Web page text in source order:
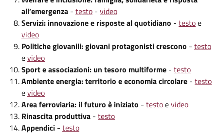
all’emergenza - testo - video
Servizi: innovazione e risposte al quotidiano - testoe
video
Politiche giovanili: giovani protagonisti crescono - testo
evideo
Sport e associazioni: un tesoro multiforme - testo
Ambiente energia: territorio e economia circolare - testo
evideo
Area ferroviaria: il futuro è iniziato - testoevideo
Rinascita produttiva - testo
Appendici - testo